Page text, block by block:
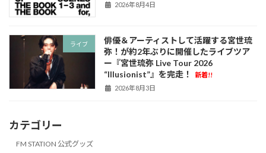
2026年8月4日
ライブ
俳優＆アーティストして活躍する宮世琉
弥！が約2年ぶりに開催したライブツア
ー『宮世琉弥 Live Tour 2026
“Illusionist”』を完走！
新着!!
2026年8月3日
カテゴリー
FM STATION 公式グッズ